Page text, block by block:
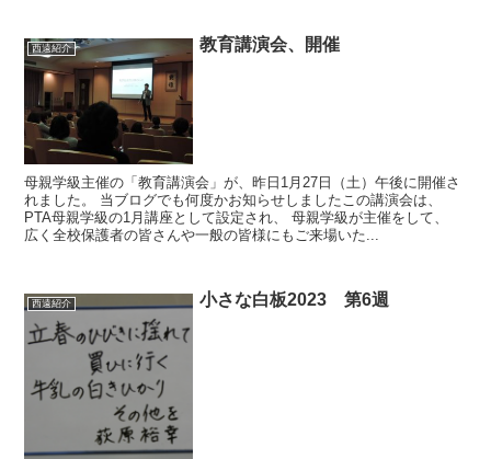
西遠紹介 教育講演会、開催
母親学級主催の「教育講演会」が、昨日1月27日（土）午後に開催さ
れました。 当ブログでも何度かお知らせしましたこの講演会は、
PTA母親学級の1月講座として設定され、 母親学級が主催をして、
広く全校保護者の皆さんや一般の皆様にもご来場いた...
西遠紹介 小さな白板2023 第6週